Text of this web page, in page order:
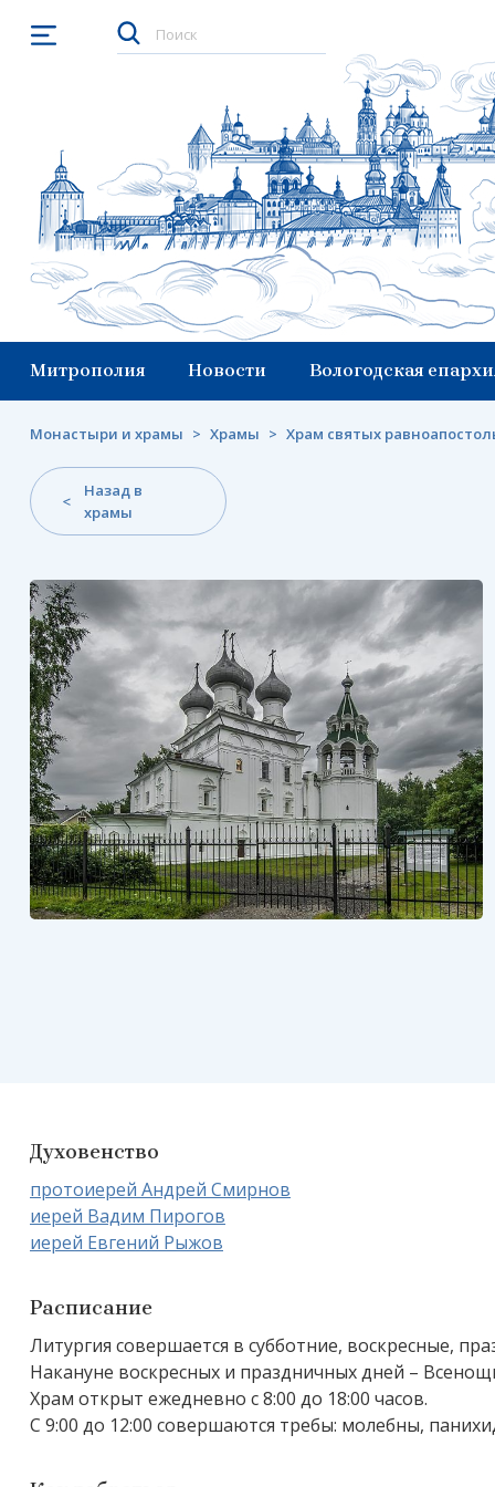
Открыть меню
Митрополия Новости Вологодская
Монастыри и храмы > Храмы > Храм святых
Назад в
храмы
Духовенство
протоиерей Андрей Смирнов
иерей Вадим Пирогов
иерей Евгений Рыжов
Расписание
Литургия совершается в субботние, воскресные,
Накануне воскресных и праздничных дней –
Храм открыт ежедневно с 8:00 до 18:00 часов.
С 9:00 до 12:00 совершаются требы: молебны,